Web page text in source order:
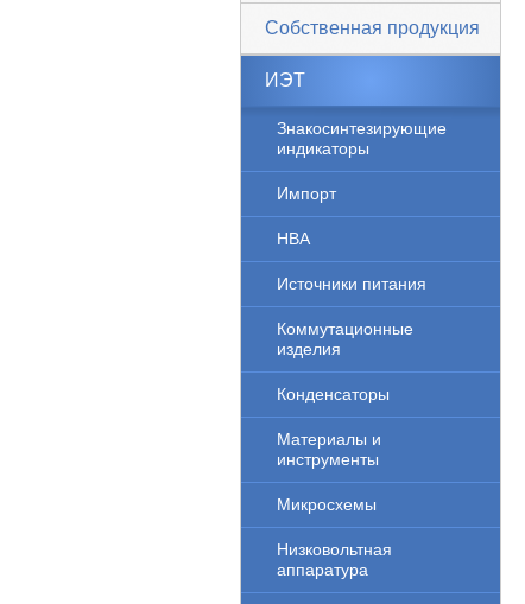
Собственная продукция
ИЭТ
Знакосинтезирующие
индикаторы
Импорт
НВА
Источники питания
Коммутационные
изделия
Конденсаторы
Материалы и
инструменты
Микросхемы
Низковольтная
аппаратура